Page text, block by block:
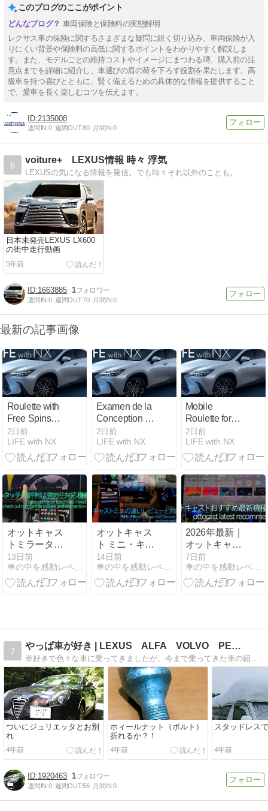
このブログのここがポイント
車両保険と保険料の実態解明
レクサス車の保険に関するさまざまな疑問に鋭く切り込み、車両保険が入
りにくい背景や保険料の高低に関するポイントをわかりやすく解説しま
す。また、モデルごとの維持コストやイメージにまつわる噂、購入前の注
意点までを詳細に紹介し、車選びの肩の荷を下ろす役割を果たします。高
級車を持つ喜びとともに、賢く備えるための具体的な情報を提供すること
で、愛車を長く楽しむコツを伝えます。
2135008
週間IN:0 週間OUT:80 月間IN:0
6
voiture+ LEXUS情報 時々 浮気
LEXUSの気になる情報を発信。でも時々それ以外のことも。
日本未発売LEXUS LX600
の街中走行動画
5年前
1663885 1
週間IN:0 週間OUT:70 月間IN:0
最新の記事画像
Roulette with
Free Spins
USA Low
Volatility: An
Expert Review
2日前
LIFE with NX
Examen de la
Conception et
de l’Utilisabilité
du Site Web
VipLuck
2日前
LIFE with NX
Mobile
Roulette for
Android UK
Fast:
Everything
Know
2日前
LIFE with NX
オットキャス
トミラータッ
チの評判は!?
対応機種と接
続を検証
13日前
車の中を感動レベルの高音質オーディオ空間に・・・
オットキャス
ト ミニ・キュ
ーブ等の違い
5項目と評
判・対応車種
14日前
車の中を感動レベルの高音質オーディオ空間に・・・
2026年最新｜
オットキャス
トおすすめど
れがいいか比
較ランキング
7日前
車の中を感動レベルの高音質オーディオ空間に・・・
7
やっぱ車が好き | LEXUS ALFA VOLVO PE…
ついにジュリエッタとお別
れ
4年前
ホィールナット（ボルト）
折れるか？！
4年前
スタッドレス
4年前
1920463 1
週間IN:0 週間OUT:56 月間IN:0